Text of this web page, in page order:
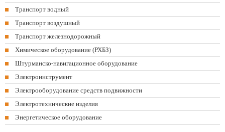
Транспорт водный
Транспорт воздушный
Транспорт железнодорожный
Химическое оборудование (РХБЗ)
Штурманско-навигационное оборудование
Электроинструмент
Электрооборудование средств подвижности
Электротехнические изделия
Энергетическое оборудование